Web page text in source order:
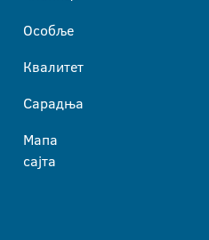
Особље
Квалитет
Сарадња
Мапа
сајта